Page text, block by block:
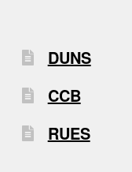
DUNS
CCB
RUES